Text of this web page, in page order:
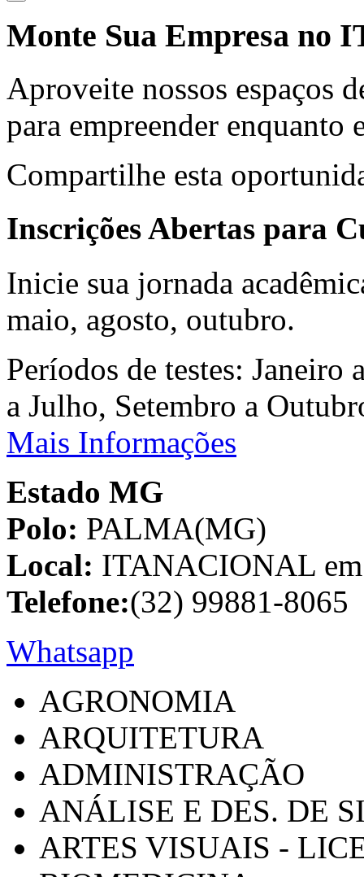
Monte Sua Empresa no
Aproveite nossos espaços
para empreender enquanto
Compartilhe esta
Inscrições Abertas para
Inicie sua jornada
maio, agosto, outubro.
Períodos de testes:
a Julho, Setembro a
Mais Informações
Estado MG
Polo: PALMA(MG)
Local: ITANACIONAL
Telefone:(32) 99881-8065
Whatsapp
AGRONOMIA
ARQUITETURA
ADMINISTRAÇÃO
ANÁLISE E DES. DE
ARTES VISUAIS -